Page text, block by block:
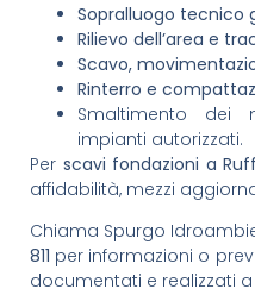
Sopralluogo tecnico
Rilievo dell’area e
Scavo,
Rinterro e
Smaltimento dei
impianti autorizzati.
Per scavi fondazioni a
affidabilità, mezzi
Chiama Spurgo
811 per informazioni o
documentati e realizzati a